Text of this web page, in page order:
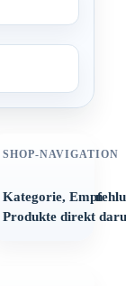
auf den
SHOP-NAVIGATION
Kategorie,
Produkte direkt